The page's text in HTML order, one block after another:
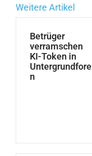
Weitere Artikel
Betrüger
verramschen
KI-Token in
Untergrundfore
n